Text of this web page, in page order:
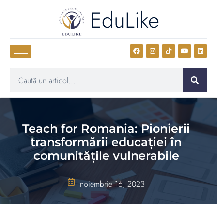
EduLike
Teach for Romania: Pionierii
transformării educației în
comunitățile vulnerabile
noiembrie 16, 2023